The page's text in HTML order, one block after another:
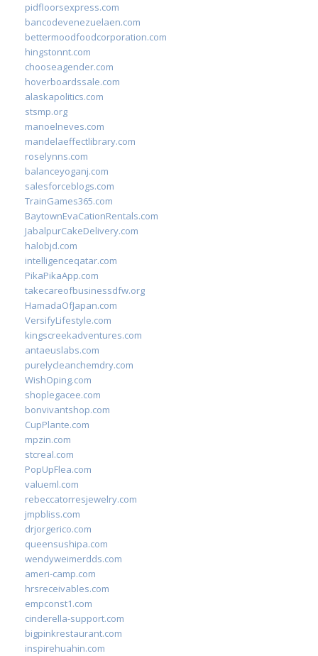
pidfloorsexpress.com
bancodevenezuelaen.com
bettermoodfoodcorporation.com
hingstonnt.com
chooseagender.com
hoverboardssale.com
alaskapolitics.com
stsmp.org
manoelneves.com
mandelaeffectlibrary.com
roselynns.com
balanceyoganj.com
salesforceblogs.com
TrainGames365.com
BaytownEvaCationRentals.com
JabalpurCakeDelivery.com
halobjd.com
intelligenceqatar.com
PikaPikaApp.com
takecareofbusinessdfw.org
HamadaOfJapan.com
VersifyLifestyle.com
kingscreekadventures.com
antaeuslabs.com
purelycleanchemdry.com
WishOping.com
shoplegacee.com
bonvivantshop.com
CupPlante.com
mpzin.com
stcreal.com
PopUpFlea.com
valueml.com
rebeccatorresjewelry.com
jmpbliss.com
drjorgerico.com
queensushipa.com
wendyweimerdds.com
ameri-camp.com
hrsreceivables.com
empconst1.com
cinderella-support.com
bigpinkrestaurant.com
inspirehuahin.com